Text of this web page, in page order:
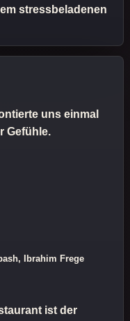
stressbeladenen
uns einmal
Gefühle.
Ibrahim Frege
ist der